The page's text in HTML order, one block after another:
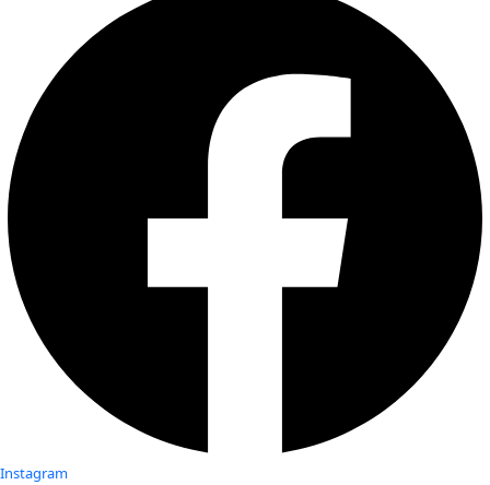
Instagram